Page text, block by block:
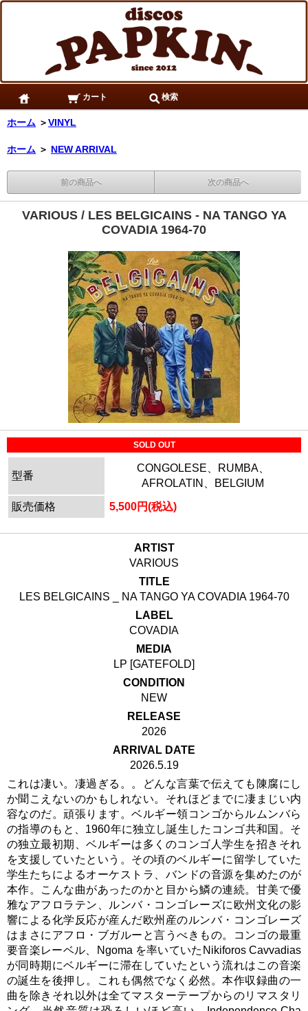
カート 検索
ホーム ＞VINYL
ホーム ＞ NEW ARRIVAL
前の商品へ 次の商品へ
VARIOUS / LES BELGICAINS - NA TANGO YA
COVADIA 1964-70
SOLD OUT
型番
CONGOLESE、RUMBA、
AFROLATIN、BELGIUM
販売価格
5,500円(税込)
ARTIST
VARIOUS
TITLE
LES BELGICAINS _ NA TANGO YA COVADIA 1964-70
LABEL
COVADIA
MEDIA
LP [GATEFOLD]
CONDITION
NEW
RELEASE
2026
ARRIVAL DATE
2026.5.19
これは凄い。凄過ぎる。。どんな言葉で伝えても陳腐にし
か聞こえないのかもしれない。それほどまでに凄まじい内
容なのだ。頑張ります。ベルギー領コンゴからルムンバら
の指導のもと、1960年に独立し誕生したコンゴ共和国。そ
の独立最初期、ベルギーは多くのコンゴ人学生を招きそれ
を支援していたという。その頃のベルギーに留学していた
学生たちによるオーケストラ、バンドの音源を集めたのが
本作。こんな曲があったのかと目から鱗の連続。甘美で優
雅なアフロラテン、ルンバ・コンゴレーズに欧州文化の影
響による化学反応が産んだ欧州産のルンバ・コンゴレーズ
はまさにアフロ・ブガルーと言うべきもの。コンゴの最重
要音楽レーベル、Ngoma を率いていたNikiforos Cavvadias
が同時期にベルギーに滞在していたという流れはこの音楽
の誕生を後押し。これも偶然でなく必然。本作収録曲の一
曲を除きそれ以外は全てマスターテープからのリマスタリ